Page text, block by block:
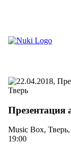
Презентация
Music Box,
19:00